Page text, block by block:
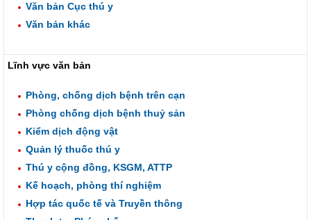
Văn bản Cục thú y
Văn bản khác
Lĩnh vực văn bản
Phòng, chống dịch bệnh trên cạn
Phòng chống dịch bệnh thuỷ sản
Kiểm dịch động vật
Quản lý thuốc thú y
Thú y cộng đồng, KSGM, ATTP
Kế hoạch, phòng thí nghiệm
Hợp tác quốc tế và Truyền thông